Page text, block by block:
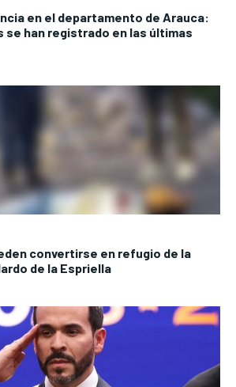
en el departamento de Arauca:
se han registrado en las últimas
convertirse en refugio de la
de la Espriella